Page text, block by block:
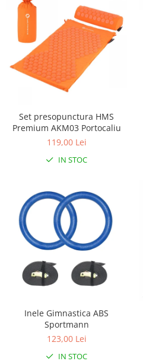
Set presopunctura HMS
Premium AKM03 Portocaliu
119,00 Lei
IN STOC
Inele Gimnastica ABS
Sportmann
123,00 Lei
IN STOC